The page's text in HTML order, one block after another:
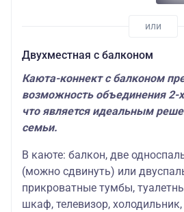
Двухместная c балконом
Каюта-коннект с балконом
возможность объединения 2-
что является идеальным
семьи.
В каюте: балкон, две
(можно сдвинуть) или
прикроватные тумбы,
шкаф, телевизор,